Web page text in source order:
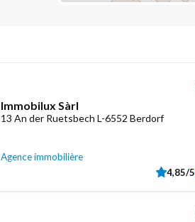
Immobilux Sàrl
13 An der Ruetsbech L-6552 Berdorf
Agence immobilière
4,85/5